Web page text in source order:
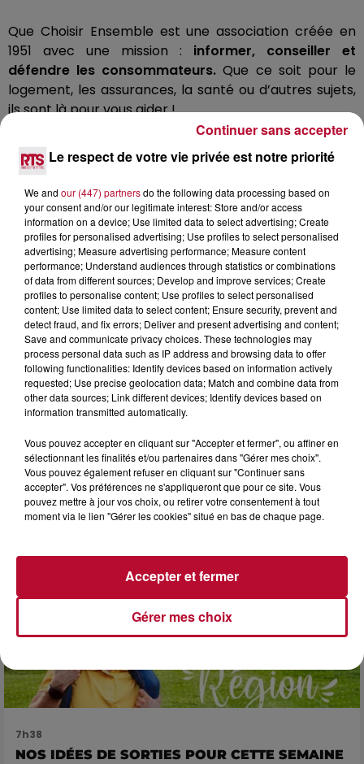
Que Choisir Ensemble est une association créée en
1951 avec une mission : informer, conseiller et
défendre les consommateurs. Que ce soit pour le
logement, les assurances, la santé ou d’autres sujets,
ils sont là pour vous aider !
Victime d’une arnaque ? Besoin d’un conseil ?
Contactez l’antenne la plus proche. À Sète et autour
du bassin de Thau, Que Choisir Ensemble est joignable
ar téléphone au 04 30 41 53 30
Horaires d’ouverture :
Lundi après-midi : 14h - 16h30
Mardi au vendredi : 9h - 11h30
Des permanencessont aussi organisées à Agde,
Mèze, Balaruc-les-Bains, Poussan et Frontignan.
Profitez-en pour poser toutes vos questions !
L'actu RTS dans le Sud Voir plus
7h38
NOS IDÉES DE SORTIES POUR CETTE SEMAINE
Le respect de votre vie privée est notre priorité
We and our (447) partnersdo the following data processing based on
your consent and/or our legitimate interest: Store and/or access
information on a device; Use limited data to select advertising; Create
profiles for personalised advertising; Use profiles to select personalised
advertising; Measure advertising performance; Measure content
performance; Understand audiences through statistics or combinations
of data from different sources; Develop and improve services; Create
profiles to personalise content; Use profiles to select personalised
content; Use limited data to select content; Ensure security, prevent and
detect fraud, and fix errors; Deliver and present advertising and content;
Save and communicate privacy choices. These technologies may
process personal data such as IP address and browsing data to offer
following functionalities: Identify devices based on information actively
requested; Use precise geolocation data; Match and combine data from
other data sources; Link different devices; Identify devices based on
information transmitted automatically.
Vous pouvez accepter en cliquant sur "Accepter et fermer", ou affiner en
sélectionnant les finalités et/ou partenaires dans "Gérer mes choix".
Vous pouvez également refuser en cliquant sur "Continuer sans
accepter". Vos préférences ne s'appliqueront que pour ce site. Vous
pouvez mettre à jour vos choix, ou retirer votre consentement à tout
moment via le lien "Gérer les cookies" situé en bas de chaque page.
Gérer mes choix
Accepter et fermer
Continuer sans accepter